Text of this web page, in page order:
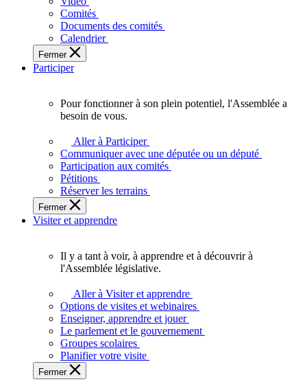
touchent
des
Ontariennes
et
Comités
Documents des comités
Calendrier
Fermer
Participer
plein
potentiel,
l'Assemblée
a
besoin
de
Pour fonctionner à son plein potentiel, l'Assemblée a
besoin de vous.
Aller à Participer
Communiquer avec une députée ou un député
Participation aux comités
Pétitions
Réserver les terrains
Fermer
Visiter et apprendre
voir,
apprendre
et
à
Il y a tant à voir, à apprendre et à découvrir à
l'Assemblée législative.
Aller à Visiter et apprendre
Options de visites et webinaires
Enseigner, apprendre et jouer
Le parlement et le gouvernement
Groupes scolaires
Planifier votre visite
Fermer